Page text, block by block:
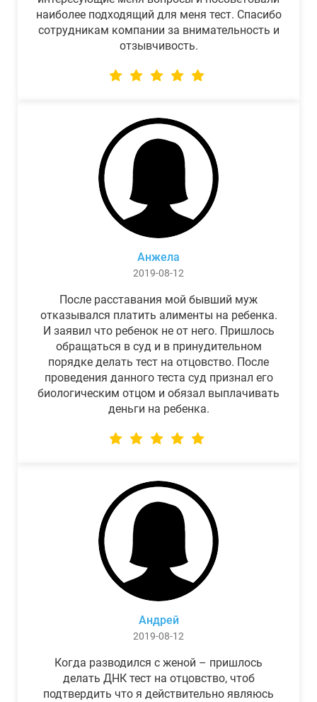
наиболее подходящий для меня тест. Спасибо
сотрудникам компании за внимательность и
отзывчивость.
Анжела
2019-08-12
После расставания мой бывший муж
отказывался платить алименты на ребенка.
И заявил что ребенок не от него. Пришлось
обращаться в суд и в принудительном
порядке делать тест на отцовство. После
проведения данного теста суд признал его
биологическим отцом и обязал выплачивать
деньги на ребенка.
Андрей
2019-08-12
Когда разводился с женой – пришлось
делать ДНК тест на отцовство, чтоб
подтвердить что я действительно являюсь